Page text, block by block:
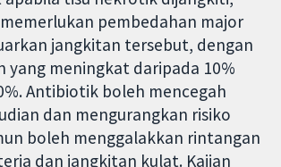
pembedahan major
jangkitan tersebut, dengan
yang meningkat daripada 10%
Antibiotik boleh mencegah
dan mengurangkan risiko
boleh menggalakkan rintangan
dan jangkitan kulat. Kajian